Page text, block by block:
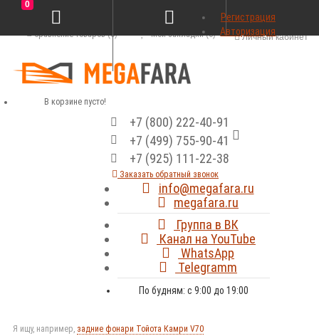
Личный кабинет
Мои закладки (0)
Сравнение товаров (0)
+7 (800) 222-40-91
+7 (499) 755-90-41
+7 (925) 111-22-38
Заказать обратный звонок
info@megafara.ru
megafara.ru
Группа в ВК
Канал на YouTube
WhatsApp
Telegramm
По будням: с 9:00 до 19:00
Я ищу, например, задние фонари Тойота Камри V70
Регистрация
Авторизация
0
В корзине пусто!